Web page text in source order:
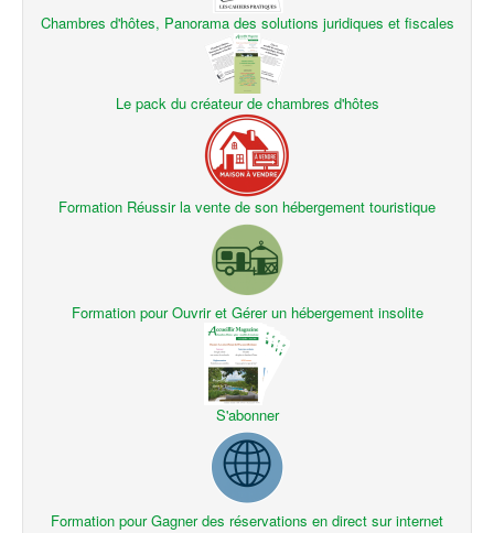
Chambres d'hôtes, Panorama des solutions juridiques et fiscales
Le pack du créateur de chambres d'hôtes
Formation Réussir la vente de son hébergement touristique
Formation pour Ouvrir et Gérer un hébergement insolite
S'abonner
Formation pour Gagner des réservations en direct sur internet